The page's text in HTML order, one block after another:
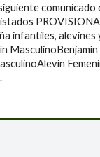
comunicado
infantiles, alevines
MasculinoBenjamín